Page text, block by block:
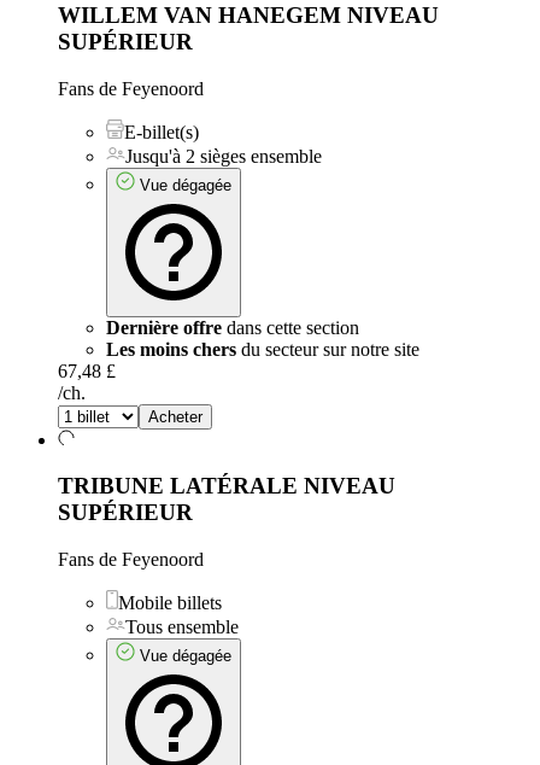
WILLEM VAN HANEGEM NIVEAU
SUPÉRIEUR
Fans de Feyenoord
E-billet(s)
Jusqu'à 2 sièges ensemble
Vue dégagée
Dernière offre dans cette section
Les moins chers du secteur sur notre site
67,48 £
/ch.
Acheter
TRIBUNE LATÉRALE NIVEAU
SUPÉRIEUR
Fans de Feyenoord
Mobile billets
Tous ensemble
Vue dégagée